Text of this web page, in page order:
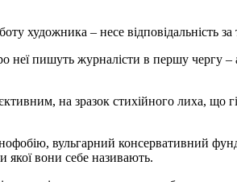
художника – несе відповідальність
неї пишуть журналісти в першу
на зразок стихійного лиха, що
вульгарний консервативний
якої вони себе називають.